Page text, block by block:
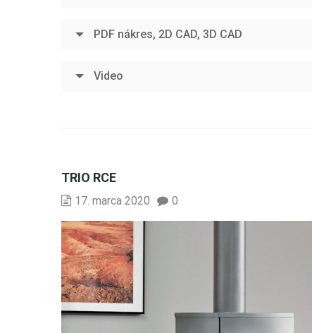
PDF nákres, 2D CAD, 3D CAD
Video
TRIO RCE
17. marca 2020 0